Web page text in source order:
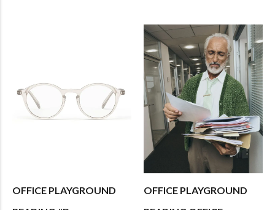
OFFICE PLAYGROUND
OFFICE PLAYGROUND